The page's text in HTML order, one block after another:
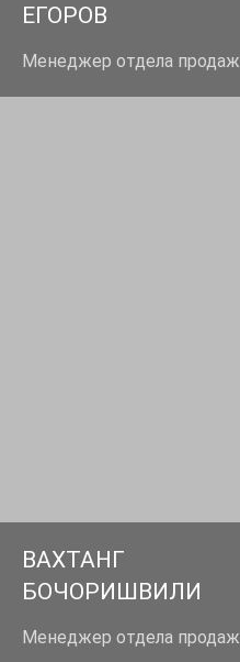
ЕГОРОВ
Менеджер отдела продаж
ВАХТАНГ
БОЧОРИШВИЛИ
Менеджер отдела продаж